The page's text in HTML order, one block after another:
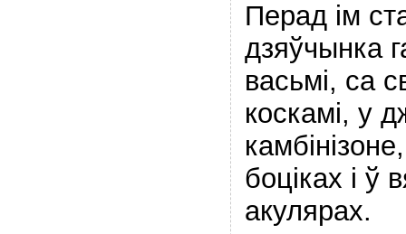
Перад iм
дзяўчынка
васьмі, са
коскамi, у
боцiках i ў
акулярах.